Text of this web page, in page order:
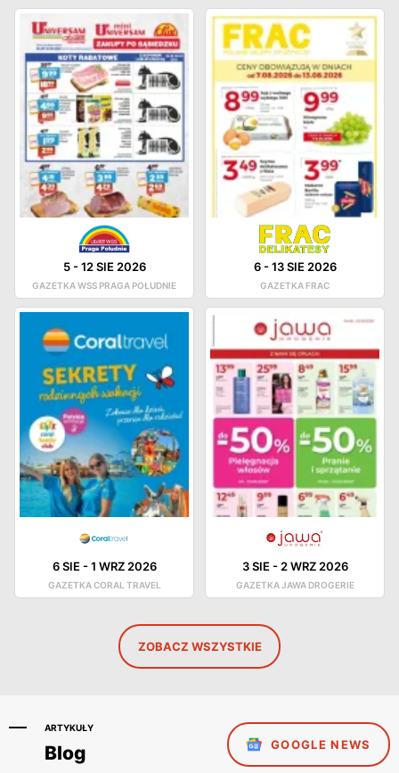
5-12 SIE 2026
GAZETKA WSS PRAGA POŁUDNIE
6-13 SIE 2026
GAZETKA FRAC
6 SIE -1 WRZ 2026
GAZETKA CORAL TRAVEL
3 SIE - 2 WRZ 2026
GAZETKA JAWA DROGERIE
ZOBACZ WSZYSTKIE
ARTYKUŁY
Blog GOOGLE NEWS